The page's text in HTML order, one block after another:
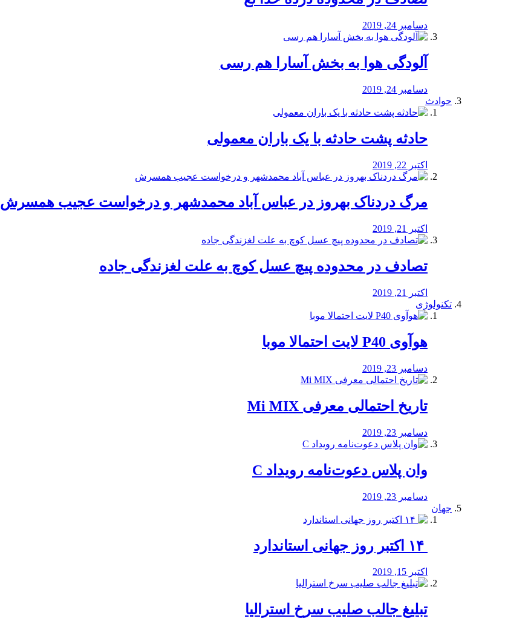
دسامبر 24, 2019
آلودگی هوا به بخش آسارا هم رسی
دسامبر 24, 2019
حوادث
️حادثه پشت حادثه با یک باران معمولی
اکتبر 22, 2019
مرگ دردناک بهروز در عباس آباد محمدشهر و درخواست عجیب همسرش
اکتبر 21, 2019
تصادف در محدوده پیچ عسل کوچ به علت لغزندگی جاده
اکتبر 21, 2019
تکنولوژی
هوآوی P40 لایت احتمالا موبا
دسامبر 23, 2019
تاریخ احتمالی معرفی Mi MIX
دسامبر 23, 2019
وان پلاس دعوت‌نامه رویداد C
دسامبر 23, 2019
جهان
اکتبر 15, 2019
تبلیغ جالب صلیب سرخ استرالیا